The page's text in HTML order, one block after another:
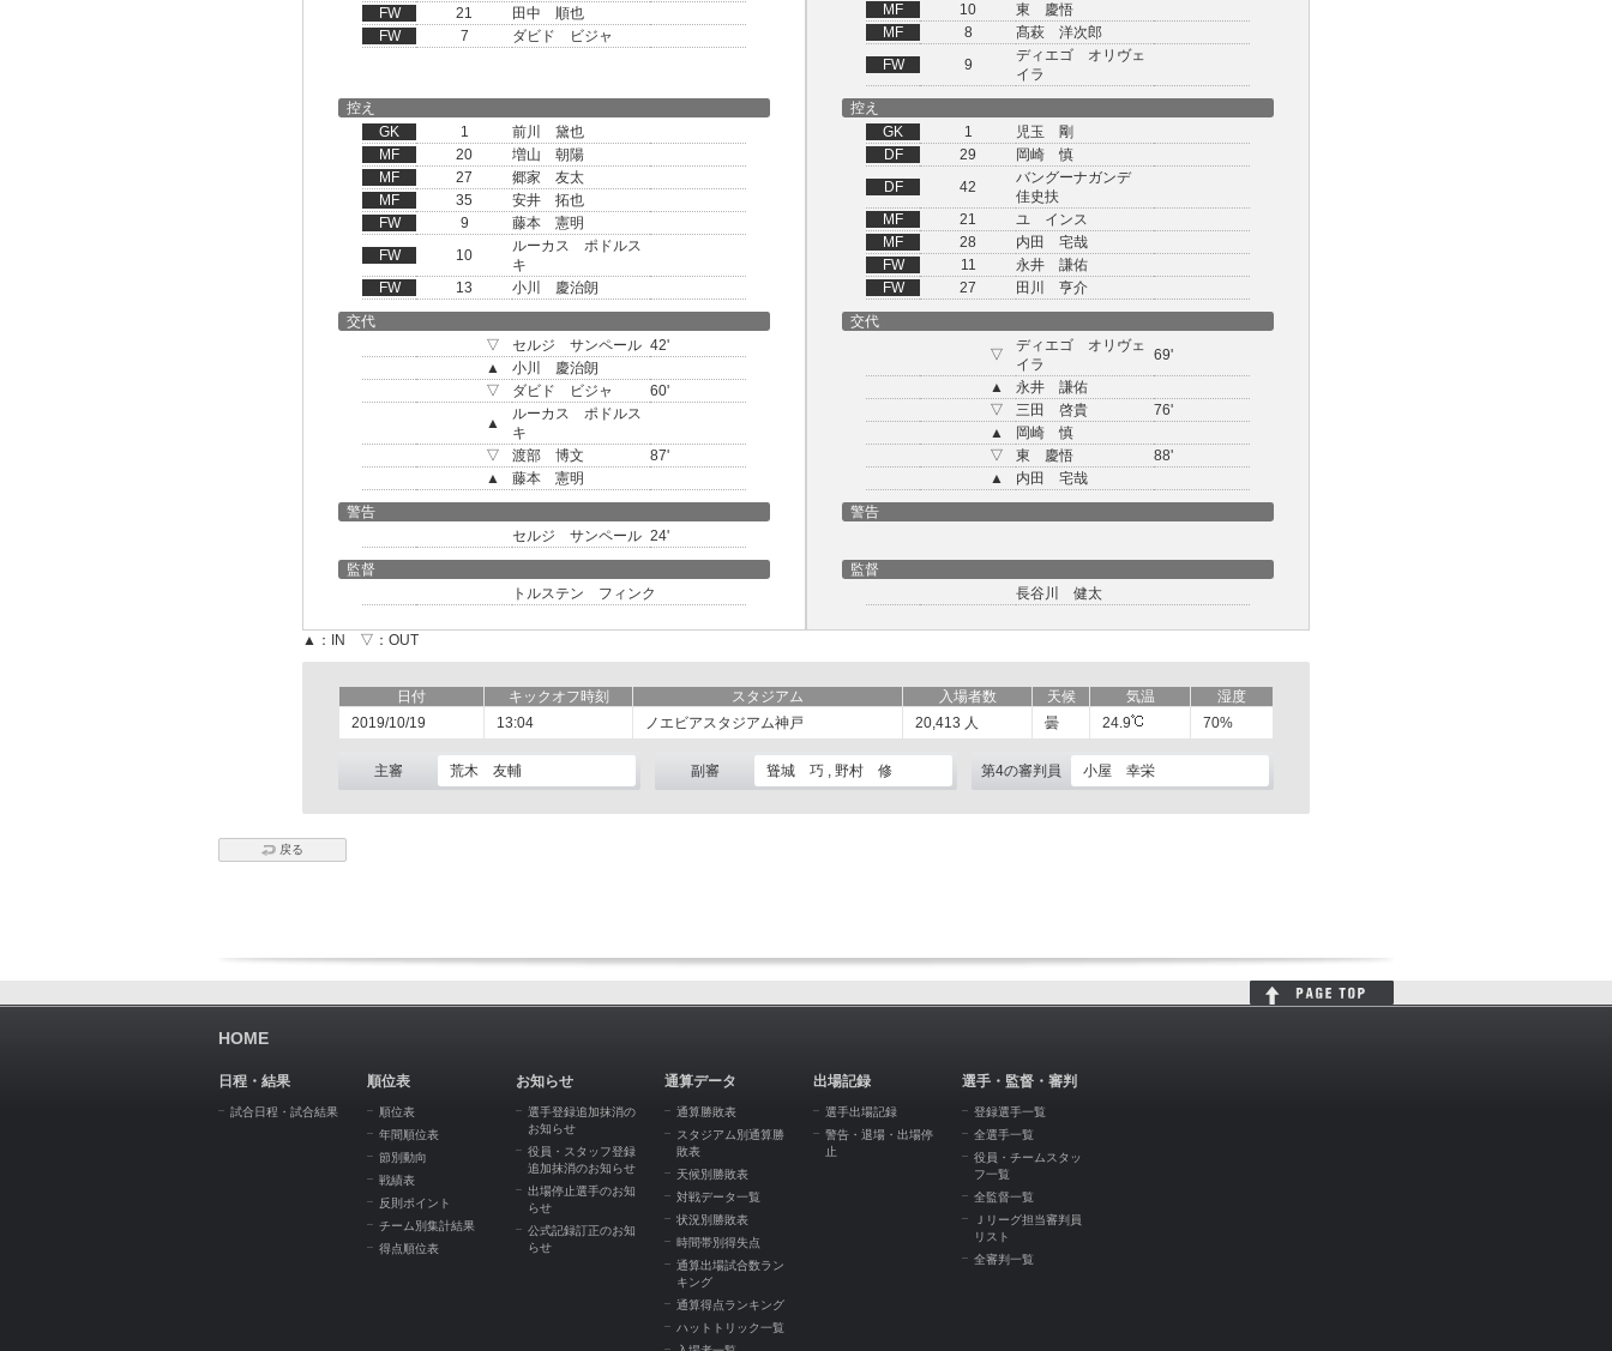
FW
21
田中 順也
FW
7 ダビド ビジャ
MF
10
東 慶悟
MF
8
髙萩 洋次郎
FW
9
ディエゴ オリヴェ
イラ
控え
GK
1
前川 黛也
MF
20
増山 朝陽
MF
27
郷家 友太
MF
35
安井 拓也
FW
9
藤本 憲明
FW
10
ルーカス ポドルス
キ
FW
13 小川 慶治朗
控え
GK
1
児玉 剛
DF
29
岡崎 慎
DF
42
バングーナガンデ
佳史扶
MF
21
ユ インス
MF
28
内田 宅哉
FW
11
永井 謙佑
FW
27
田川 亨介
交代
▽
セルジ サンペール 42'
▲
小川 慶治朗
▽
ダビド ビジャ
60'
▲
ルーカス ポドルス
キ
▽
渡部 博文
87'
▲
藤本 憲明
交代
▽
ディエゴ オリヴェ
イラ
69'
▲
永井 謙佑
▽
三田 啓貴
76'
▲
岡崎 慎
▽
東 慶悟
88'
▲
内田 宅哉
警告
セルジ サンペール 24'
警告
監督
トルステン フィンク
監督
長谷川 健太
▲：IN ▽：OUT
日付 キックオフ時刻 スタジアム 入場者数 天候 気温
湿度
2019/10/19
13:04 ノエビアスタジアム神戸 20,413 人 曇 24.9 70%
主審 荒木 友輔 副審 聳城 巧 , 野村 修 第4の審判員 小屋 幸栄
戻る
HOME
日程・結果
試合日程・試合結果
順位表
順位表
年間順位表
節別動向
戦績表
反則ポイント
チーム別集計結果
得点順位表
お知らせ
選手登録追加抹消の
お知らせ
役員・スタッフ登録
追加抹消のお知らせ
出場停止選手のお知
らせ
公式記録訂正のお知
らせ
通算データ
通算勝敗表
スタジアム別通算勝
敗表
天候別勝敗表
対戦データ一覧
状況別勝敗表
時間帯別得失点
通算出場試合数ラン
キング
通算得点ランキング
ハットトリック一覧
出場記録
選手出場記録
警告・退場・出場停
止
選手・監督・審判
登録選手一覧
全選手一覧
役員・チームスタッ
フ一覧
全監督一覧
Ｊリーグ担当審判員
リスト
全審判一覧